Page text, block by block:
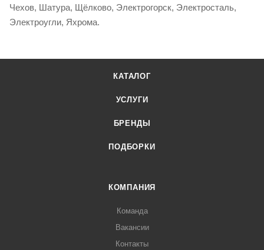
Чехов, Шатура, Щёлково, Электрогорск, Электросталь,
Электроугли, Яхрома.
КАТАЛОГ
УСЛУГИ
БРЕНДЫ
ПОДБОРКИ
КОМПАНИЯ
Команда
Вакансии
Контакты